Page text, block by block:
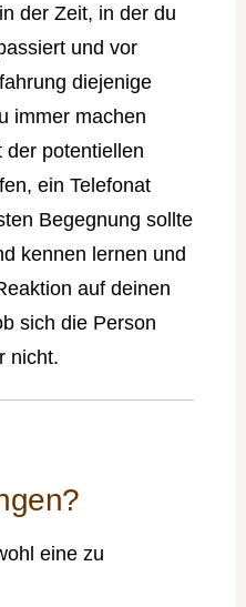
der Zeit, in der du
und vor
diejenige
immer machen
der potentiellen
ein Telefonat
Begegnung sollte
kennen lernen und
auf deinen
sich die Person
nicht.
eine zu